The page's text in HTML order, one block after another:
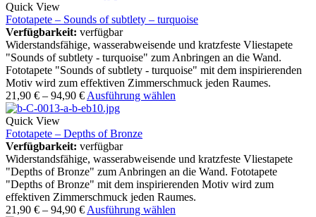
Quick View
Fototapete – Sounds of subtlety – turquoise
Verfügbarkeit: verfügbar
Widerstandsfähige, wasserabweisende und kratzfeste Vliestapete
"Sounds of subtlety - turquoise" zum Anbringen an die Wand.
Fototapete "Sounds of subtlety - turquoise" mit dem inspirierenden
Motiv wird zum effektiven Zimmerschmuck jeden Raumes.
21,90 € – 94,90 € Ausführung wählen
Quick View
Fototapete – Depths of Bronze
Verfügbarkeit: verfügbar
Widerstandsfähige, wasserabweisende und kratzfeste Vliestapete
"Depths of Bronze" zum Anbringen an die Wand. Fototapete
"Depths of Bronze" mit dem inspirierenden Motiv wird zum
effektiven Zimmerschmuck jeden Raumes.
21,90 € – 94,90 € Ausführung wählen